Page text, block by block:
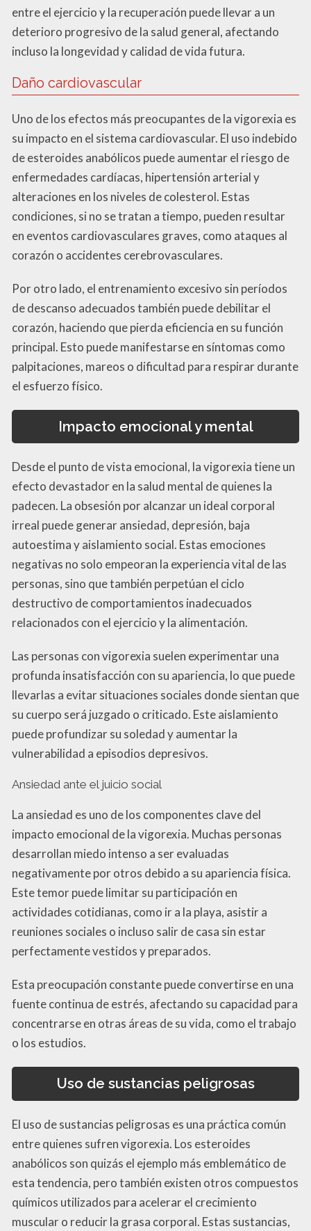
entre el ejercicio y la recuperación puede llevar a un
deterioro progresivo de la salud general, afectando
incluso la longevidad y calidad de vida futura.
Daño cardiovascular
Uno de los efectos más preocupantes de la vigorexia es
su impacto en el sistema cardiovascular. El uso indebido
de esteroides anabólicos puede aumentar el riesgo de
enfermedades cardíacas, hipertensión arterial y
alteraciones en los niveles de colesterol. Estas
condiciones, si no se tratan a tiempo, pueden resultar
en eventos cardiovasculares graves, como ataques al
corazón o accidentes cerebrovasculares.
Por otro lado, el entrenamiento excesivo sin períodos
de descanso adecuados también puede debilitar el
corazón, haciendo que pierda eficiencia en su función
principal. Esto puede manifestarse en síntomas como
palpitaciones, mareos o dificultad para respirar durante
el esfuerzo físico.
Impacto emocional y mental
Desde el punto de vista emocional, la vigorexia tiene un
efecto devastador en la salud mental de quienes la
padecen. La obsesión por alcanzar un ideal corporal
irreal puede generar ansiedad, depresión, baja
autoestima y aislamiento social. Estas emociones
negativas no solo empeoran la experiencia vital de las
personas, sino que también perpetúan el ciclo
destructivo de comportamientos inadecuados
relacionados con el ejercicio y la alimentación.
Las personas con vigorexia suelen experimentar una
profunda insatisfacción con su apariencia, lo que puede
llevarlas a evitar situaciones sociales donde sientan que
su cuerpo será juzgado o criticado. Este aislamiento
puede profundizar su soledad y aumentar la
vulnerabilidad a episodios depresivos.
Ansiedad ante el juicio social
La ansiedad es uno de los componentes clave del
impacto emocional de la vigorexia. Muchas personas
desarrollan miedo intenso a ser evaluadas
negativamente por otros debido a su apariencia física.
Este temor puede limitar su participación en
actividades cotidianas, como ir a la playa, asistir a
reuniones sociales o incluso salir de casa sin estar
perfectamente vestidos y preparados.
Esta preocupación constante puede convertirse en una
fuente continua de estrés, afectando su capacidad para
concentrarse en otras áreas de su vida, como el trabajo
o los estudios.
Uso de sustancias peligrosas
El uso de sustancias peligrosas es una práctica común
entre quienes sufren vigorexia. Los esteroides
anabólicos son quizás el ejemplo más emblemático de
esta tendencia, pero también existen otros compuestos
químicos utilizados para acelerar el crecimiento
muscular o reducir la grasa corporal. Estas sustancias,